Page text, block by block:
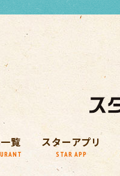
覧 スターアプリ
STAR APP